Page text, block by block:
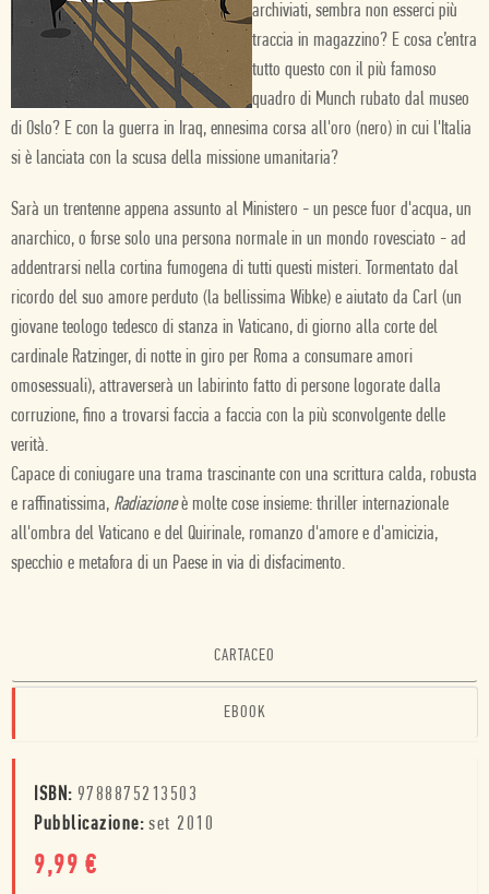
archiviati, sembra non esserci più
traccia in magazzino? E cosa c’entra
tutto questo con il più famoso
quadro di Munch rubato dal museo
di Oslo? E con la guerra in Iraq, ennesima corsa all'oro (nero) in cui l'Italia
si è lanciata con la scusa della missione umanitaria?
Sarà un trentenne appena assunto al Ministero - un pesce fuor d'acqua, un
anarchico, o forse solo una persona normale in un mondo rovesciato - ad
addentrarsi nella cortina fumogena di tutti questi misteri. Tormentato dal
ricordo del suo amore perduto (la bellissima Wibke) e aiutato da Carl (un
giovane teologo tedesco di stanza in Vaticano, di giorno alla corte del
cardinale Ratzinger, di notte in giro per Roma a consumare amori
omosessuali), attraverserà un labirinto fatto di persone logorate dalla
corruzione, fino a trovarsi faccia a faccia con la più sconvolgente delle
verità.
Capace di coniugare una trama trascinante con una scrittura calda, robusta
e raffinatissima, Radiazioneè molte cose insieme: thriller internazionale
all'ombra del Vaticano e del Quirinale, romanzo d'amore e d'amicizia,
specchio e metafora di un Paese in via di disfacimento.
CARTACEO
EBOOK
ISBN: 9788875213503
Pubblicazione: set 2010
9,99 €